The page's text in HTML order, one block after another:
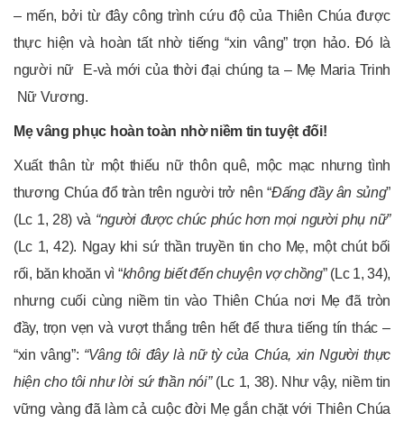
– mến, bởi từ đây công trình cứu độ của Thiên Chúa được
thực hiện và hoàn tất nhờ tiếng “xin vâng” trọn hảo. Đó là
người nữ E-và mới của thời đại chúng ta – Mẹ Maria Trinh
Nữ Vương.
Mẹ vâng phục hoàn toàn nhờ niềm tin tuyệt đối!
Xuất thân từ một thiếu nữ thôn quê, mộc mạc nhưng tình
thương Chúa đổ tràn trên người trở nên “Đấng đầy ân sủng”
(Lc 1, 28) và “người được chúc phúc hơn mọi người phụ nữ”
(Lc 1, 42). Ngay khi sứ thần truyền tin cho Mẹ, một chút bối
rối, băn khoăn vì “không biết đến chuyện vợ chồng” (Lc 1, 34),
nhưng cuối cùng niềm tin vào Thiên Chúa nơi Mẹ đã tròn
đầy, trọn vẹn và vượt thắng trên hết để thưa tiếng tín thác –
“xin vâng”: “Vâng tôi đây là nữ tỳ của Chúa, xin Người thực
hiện cho tôi như lời sứ thần nói” (Lc 1, 38). Như vậy, niềm tin
vững vàng đã làm cả cuộc đời Mẹ gắn chặt với Thiên Chúa